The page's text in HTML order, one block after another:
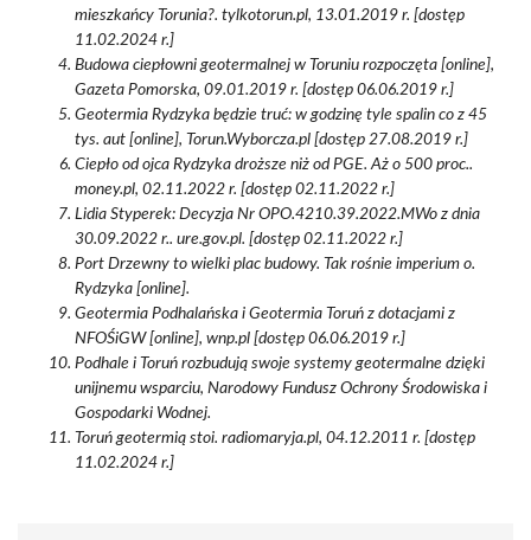
mieszkańcy Torunia?. tylkotorun.pl, 13.01.2019 r. [dostęp
11.02.2024 r.]
Budowa ciepłowni geotermalnej w Toruniu rozpoczęta [online],
Gazeta Pomorska, 09.01.2019 r. [dostęp 06.06.2019 r.]
Geotermia Rydzyka będzie truć: w godzinę tyle spalin co z 45
tys. aut [online], Torun.Wyborcza.pl [dostęp 27.08.2019 r.]
Ciepło od ojca Rydzyka droższe niż od PGE. Aż o 500 proc..
money.pl, 02.11.2022 r. [dostęp 02.11.2022 r.]
Lidia Styperek: Decyzja Nr OPO.4210.39.2022.MWo z dnia
30.09.2022 r.. ure.gov.pl. [dostęp 02.11.2022 r.]
Port Drzewny to wielki plac budowy. Tak rośnie imperium o.
Rydzyka [online].
Geotermia Podhalańska i Geotermia Toruń z dotacjami z
NFOŚiGW [online], wnp.pl [dostęp 06.06.2019 r.]
Podhale i Toruń rozbudują swoje systemy geotermalne dzięki
unijnemu wsparciu, Narodowy Fundusz Ochrony Środowiska i
Gospodarki Wodnej.
Toruń geotermią stoi. radiomaryja.pl, 04.12.2011 r. [dostęp
11.02.2024 r.]